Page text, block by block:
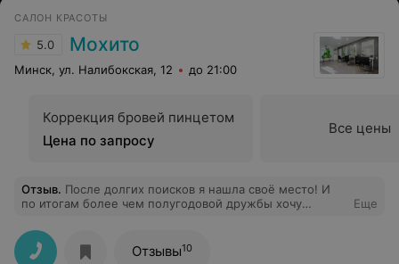
САЛОН КРАСОТЫ
5.0 Мохито
Минск, ул. Налибокская, 12 до 21:00
Коррекция бровей пинцетом
Цена по запросу
Все цены
Отзыв. После долгих поисков я нашла своё место! И
по итогам более чем полугодовой дружбы хочу
интерьер и уютная атмосфера вызывают желание
возвращаться снова и снова. Уже успела распробовать
и полюбить многие услуги в этом салоне, но чаще
Еще
Отзывы10